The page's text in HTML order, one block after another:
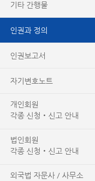
기타 간행물
인권과 정의
인권보고서
자기변호노트
개인회원
각종 신청‧신고 안내
법인회원
각종 신청‧신고 안내
외국법 자문사 / 사무소